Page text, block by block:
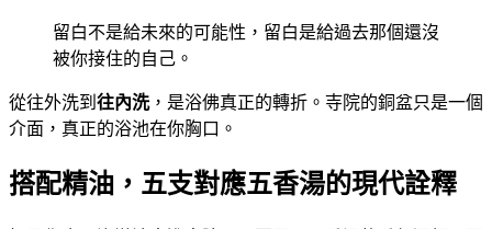
留白不是給未來的可能性，留白是給過去那個還沒
被你接住的自己。
從往外洗到 往內洗，是浴佛真正的轉折。寺院的銅盆只是一個
介面，真正的浴池在你胸口。
搭配精油，五支對應五香湯的現代詮釋